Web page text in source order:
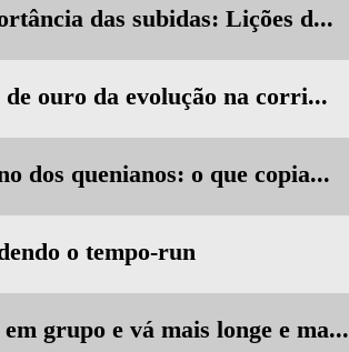
das subidas: Lições d...
de ouro da evolução na corri...
dos quenianos: o que copia...
o tempo-run
grupo e vá mais longe e ma...